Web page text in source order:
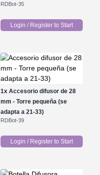
RDBot-35
Login / Register to Start
1x Accesorio difusor de 28
mm - Torre pequeña (se
adapta a 21-33)
RDBot-39
Login / Register to Start